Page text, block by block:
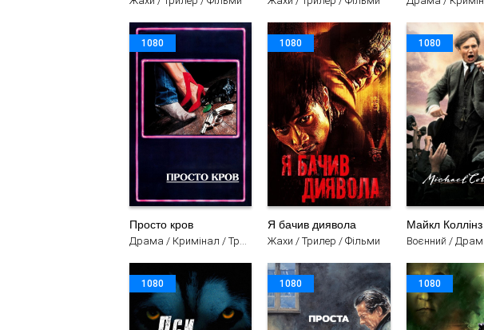
1080
Просто кров
1080
Я бачив диявола
Жахи / Трилер / Фільми
1080
Майкл Коллінз
1080 1080 1080